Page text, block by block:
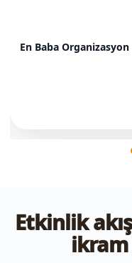
En Baba Organizasyon
Etkinlik